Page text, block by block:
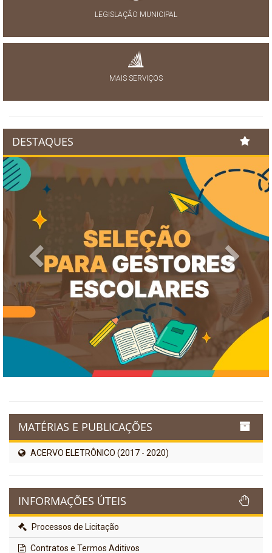
LEGISLAÇÃO MUNICIPAL
MAIS SERVIÇOS
DESTAQUES
Previous Next
MATÉRIAS E PUBLICAÇÕES
ACERVO ELETRÔNICO (2017 - 2020)
INFORMAÇÕES ÚTEIS
Processos de Licitação
Contratos e Termos Aditivos